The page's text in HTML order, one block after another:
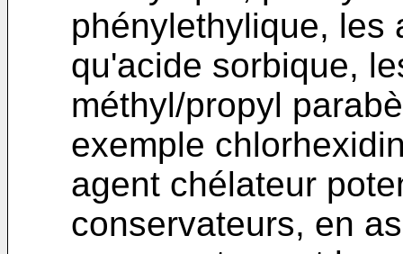
phénylethylique, les
qu'acide sorbique,
méthyl/propyl
exemple
agent chélateur
conservateurs, en